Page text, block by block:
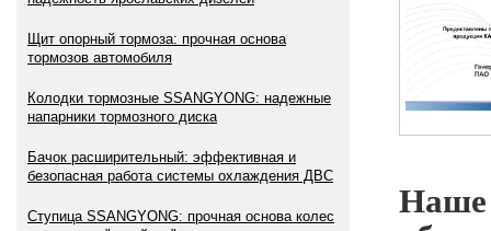
Щит опорный тормоза: прочная основа
тормозов автомобиля
Колодки тормозные SSANGYONG: надежные
напарники тормозного диска
Бачок расширительный: эффективная и
безопасная работа системы охлаждения ДВС
Ступица SSANGYONG: прочная основа колес